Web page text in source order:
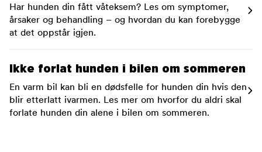
Har hunden din fått våteksem? Les om symptomer,
årsaker og behandling – og hvordan du kan forebygge
at det oppstår igjen.
Ikke forlat hunden i bilen om sommeren
En varm bil kan bli en dødsfelle for hunden din hvis den
blir etterlatt ivarmen. Les mer om hvorfor du aldri skal
forlate hunden din alene i bilen om sommeren.